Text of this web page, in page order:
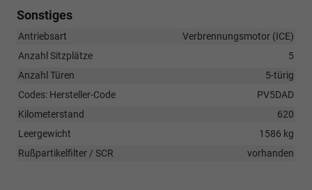
Sonstiges
Antriebsart
Verbrennungsmotor (ICE)
Anzahl Sitzplätze
5
Anzahl Türen
5-türig
Codes: Hersteller-Code
PV5DAD
Kilometerstand
620
Leergewicht
1586 kg
Rußpartikelfilter / SCR
vorhanden